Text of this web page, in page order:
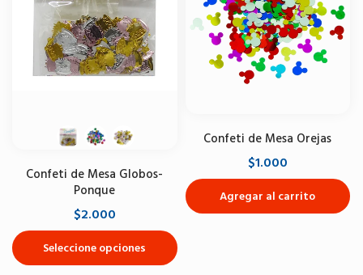
Confeti de Mesa Globos-
Ponque
$2.000
Seleccione opciones
Confeti de Mesa Orejas
$1.000
Agregar al carrito